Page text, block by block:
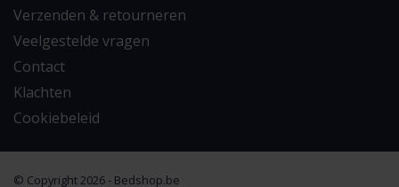
Verzenden & retourneren
Veelgestelde vragen
Contact
Klachten
Cookiebeleid
© Copyright 2026 - Bedshop.be